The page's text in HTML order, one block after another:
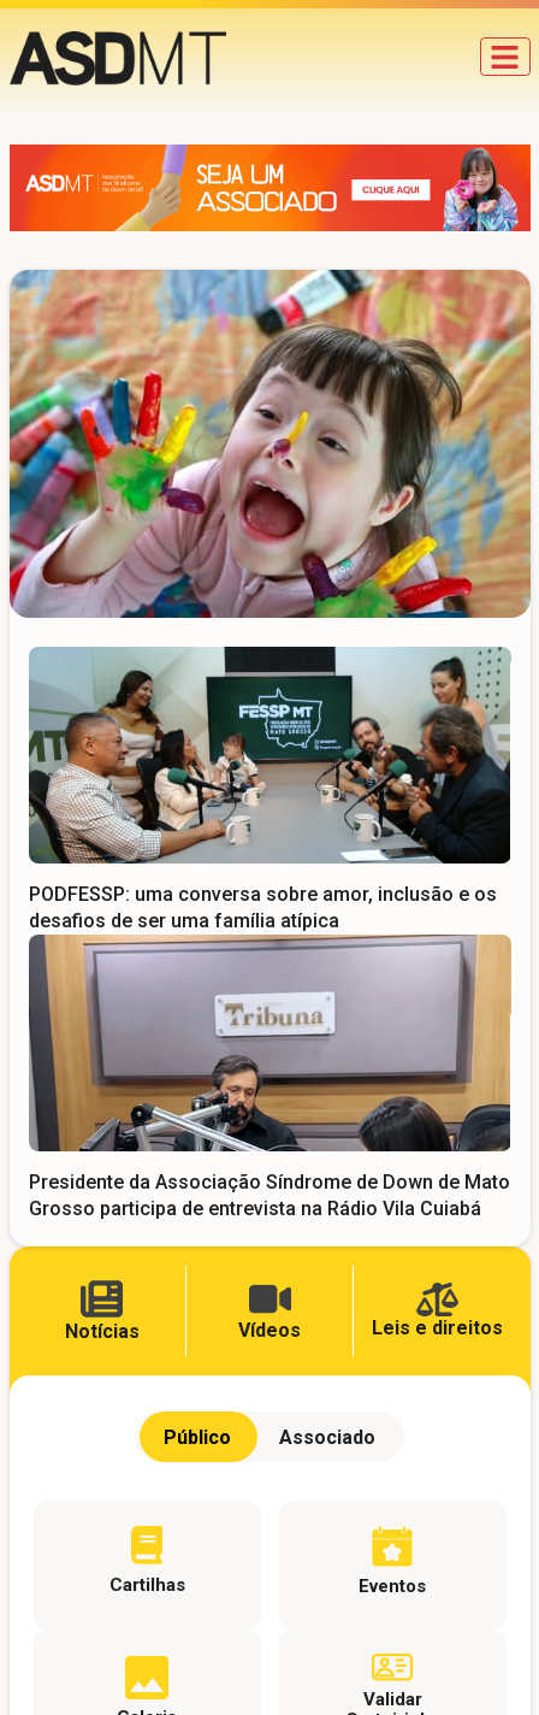
Síndrome de Down e Autismo: entenda o
diagnóstico duplo
PODFESSP: uma conversa sobre amor, inclusão e os
desafios de ser uma família atípica
Presidente da Associação Síndrome de Down de Mato
Grosso participa de entrevista na Rádio Vila Cuiabá
Notícias Vídeos Leis e direitos
Público Associado
Cartilhas Eventos
Validar